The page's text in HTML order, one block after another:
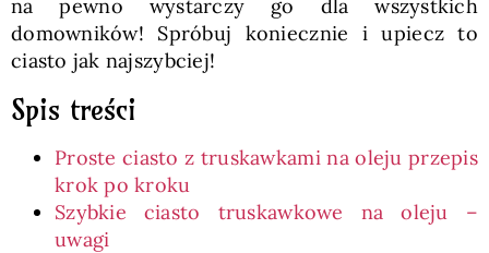
na pewno wystarczy go dla wszystkich
domowników! Spróbuj koniecznie i upiecz to
ciasto jak najszybciej!
Spis treści
Proste ciasto z truskawkami na oleju przepis
krok po kroku
Szybkie ciasto truskawkowe na oleju –
uwagi